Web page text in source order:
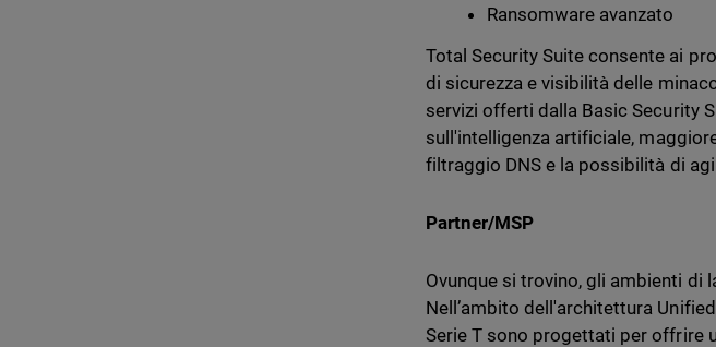
Ransomware avanzato
Total Security Suite consente ai
di sicurezza e visibilità delle
servizi offerti dalla Basic Security
sull'intelligenza artificiale,
filtraggio DNS e la possibilità di
Partner/MSP
Ovunque si trovino, gli ambienti di
Nell’ambito dell'architettura
Serie T sono progettati per offrire